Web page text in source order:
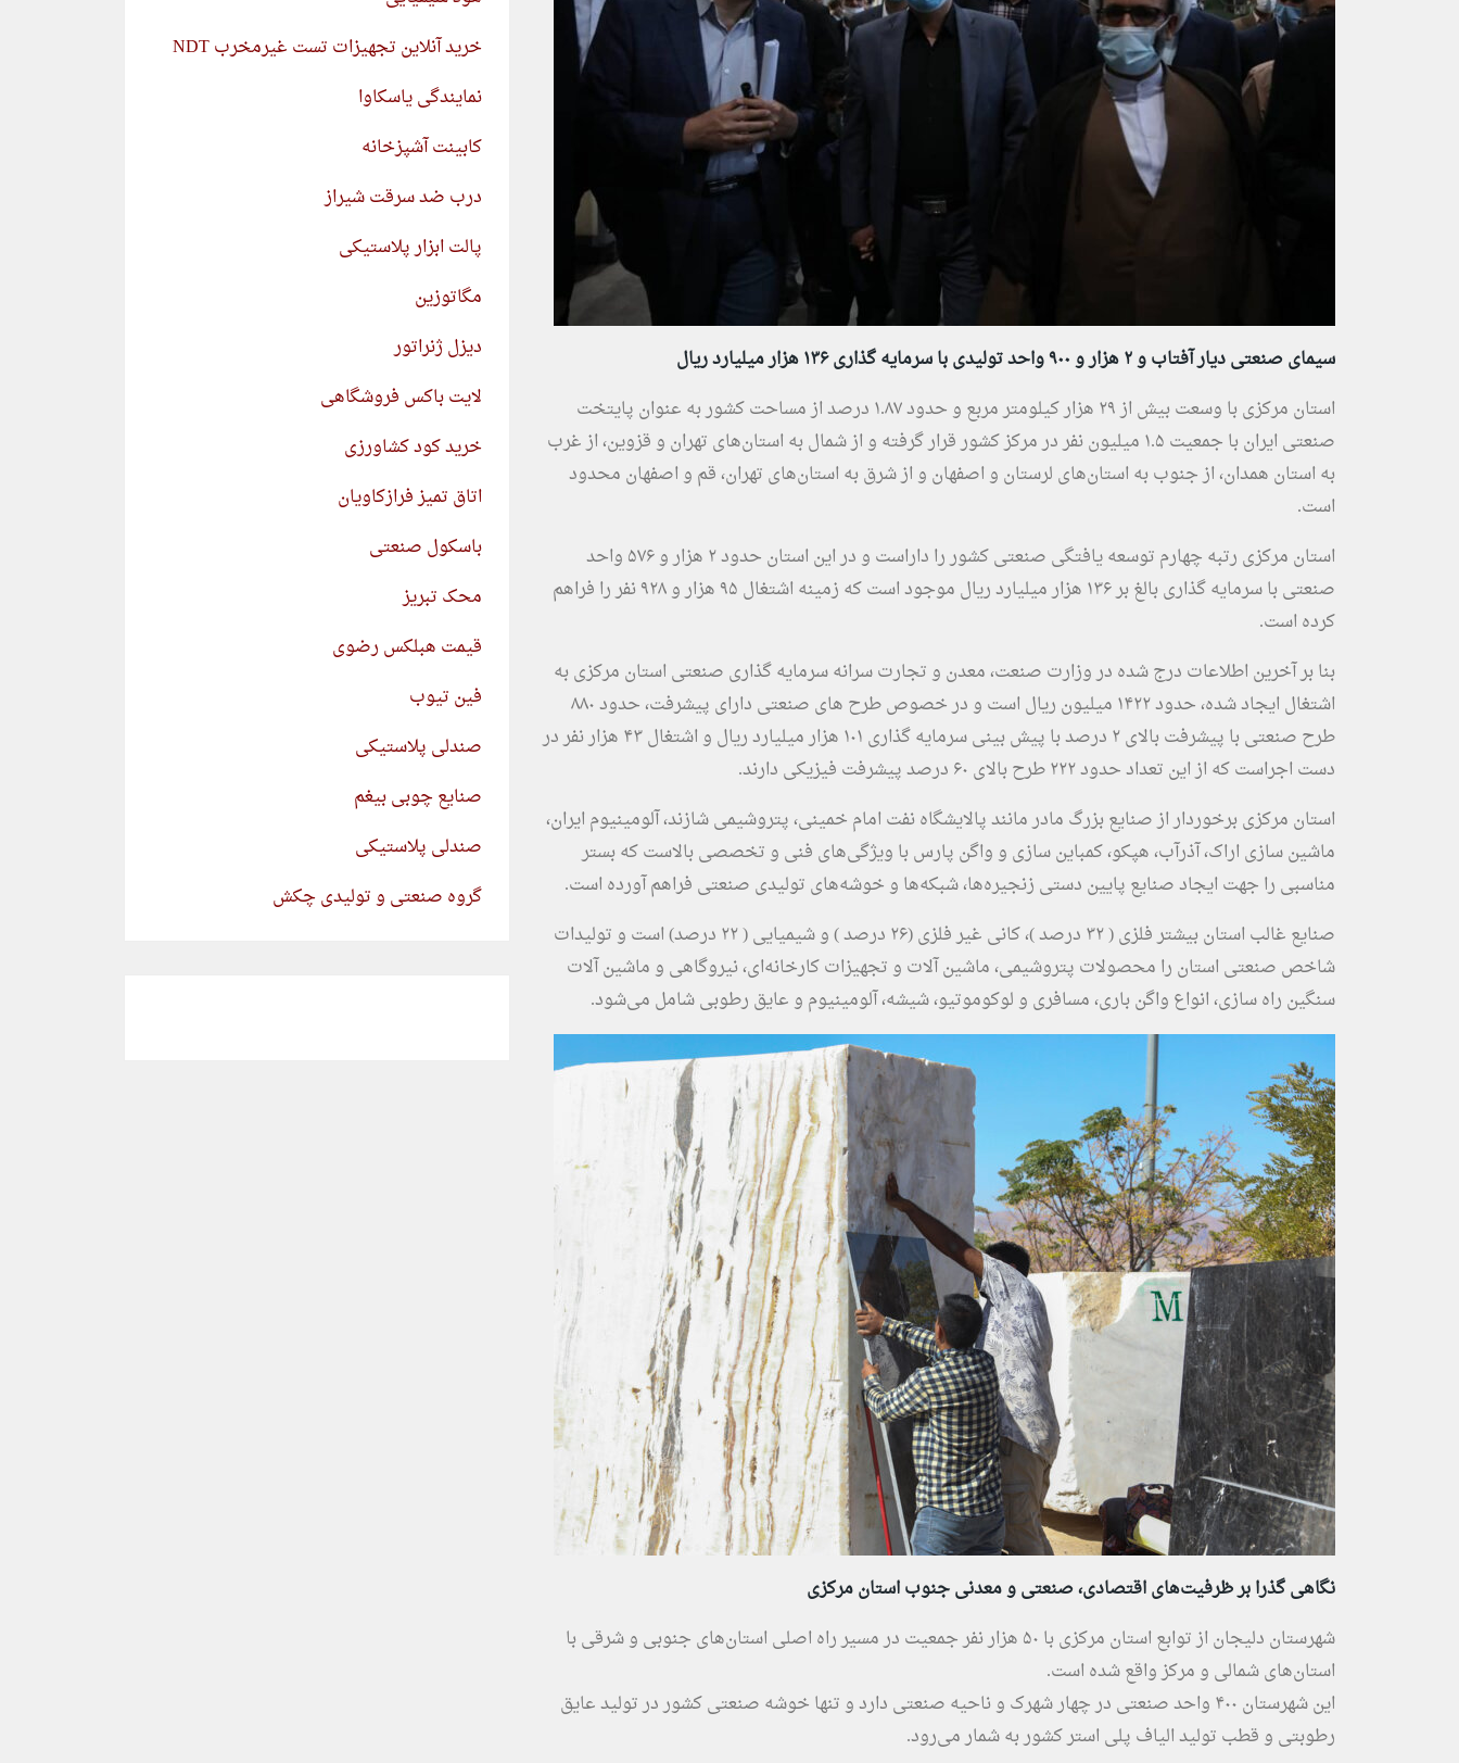
سیمای صنعتی دیار آفتاب و ۲ هزار و ۹۰۰ واحد تولیدی با سرمایه گذاری ۱۳۶ هزار میلیارد ریال
استان مرکزی با وسعت بیش از ۲۹ هزار کیلومتر مربع و حدود ۱.۸۷ درصد از مساحت کشور به عنوان پایتخت
صنعتی ایران با جمعیت ۱.۵ میلیون نفر در مرکز کشور قرار گرفته و از شمال به استان‌های تهران و قزوین، از غرب
به استان همدان، از جنوب به استان‌های لرستان و اصفهان و از شرق به استان‌های تهران، قم و اصفهان محدود
است.
استان مرکزی رتبه چهارم توسعه یافتگی صنعتی کشور را داراست و در این استان حدود ۲ هزار و ۵۷۶ واحد
صنعتی با سرمایه گذاری بالغ بر ۱۳۶ هزار میلیارد ریال موجود است که زمینه اشتغال ۹۵ هزار و ۹۲۸ نفر را فراهم
کرده است.
بنا بر آخرین اطلاعات درج شده در وزارت صنعت، معدن و تجارت سرانه سرمایه گذاری صنعتی استان مرکزی به
اشتغال ایجاد شده، حدود ۱۴۲۲ میلیون ریال است و در خصوص طرح های صنعتی دارای پیشرفت، حدود ۸۸۰
طرح صنعتی با پیشرفت بالای ۲ درصد با پیش بینی سرمایه گذاری ۱۰۱ هزار میلیارد ریال و اشتغال ۴۳ هزار نفر در
دست اجراست که از این تعداد حدود ۲۲۲ طرح بالای ۶۰ درصد پیشرفت فیزیکی دارند.
استان مرکزی برخوردار از صنایع بزرگ مادر مانند پالایشگاه نفت امام خمینی، پتروشیمی شازند، آلومینیوم ایران،
ماشین سازی اراک، آذرآب، هپکو، کمباین سازی و واگن پارس با ویژگی‌های فنی و تخصصی بالاست که بستر
مناسبی را جهت ایجاد صنایع پایین دستی زنجیره‌ها، شبکه‌ها و خوشه‌های تولیدی صنعتی فراهم آورده است.
صنایع غالب استان بیشتر فلزی ( ۳۲ درصد )، کانی غیر فلزی (۲۶ درصد ) و شیمیایی ( ۲۲ درصد) است و تولیدات
شاخص صنعتی استان را محصولات پتروشیمی، ماشین آلات و تجهیزات کارخانه‌ای، نیروگاهی و ماشین آلات
سنگین راه سازی، انواع واگن باری، مسافری و لوکوموتیو، شیشه، آلومینیوم و عایق رطوبی شامل می‌شود.
نگاهی گذرا بر ظرفیت‌های اقتصادی، صنعتی و معدنی جنوب استان مرکزی
شهرستان دلیجان از توابع استان مرکزی با ۵۰ هزار نفر جمعیت در مسیر راه اصلی استان‌های جنوبی و شرقی با
استان‌های شمالی و مرکز واقع شده است.
این شهرستان ۴۰۰ واحد صنعتی در چهار شهرک و ناحیه صنعتی دارد و تنها خوشه صنعتی کشور در تولید عایق
رطوبتی و قطب تولید الیاف پلی استر کشور به شمار می‌رود.
خرید آنلاین تجهیزات تست غیرمخرب NDT
نمایندگی یاسکاوا
کابینت آشپزخانه
درب ضد سرقت شیراز
پالت ابزار پلاستیکی
مگاتوزین
دیزل ژنراتور
لایت باکس فروشگاهی
خرید کود کشاورزی
اتاق تمیز فرازکاویان
باسکول صنعتی
محک تبریز
قیمت هبلکس رضوی
فین تیوب
صندلی پلاستیکی
صنایع چوبی بیغم
صندلی پلاستیکی
گروه صنعتی و تولیدی چکش